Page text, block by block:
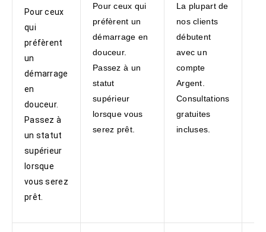
Pour ceux
qui
préfèrent
un
démarrage
en
douceur.
Passez à
un statut
supérieur
lorsque
vous serez
prêt.
Pour ceux qui
préfèrent un
démarrage en
douceur.
Passez à un
statut
supérieur
lorsque vous
serez prêt.
La plupart de
nos clients
débutent
avec un
compte
Argent.
Consultations
gratuites
incluses.